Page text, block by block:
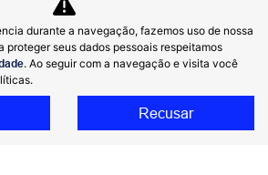
Poer P30 Trail
Tank 300
ORA 5
durante a navegação, fazemos uso de nossa
proteger seus dados pessoais respeitamos
. Ao seguir com a navegação e visita você
Recusar